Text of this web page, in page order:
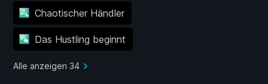
Chaotischer Händler
Das Hustling beginnt
Alle anzeigen 34